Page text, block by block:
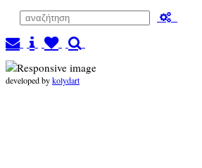
developed bykolydart